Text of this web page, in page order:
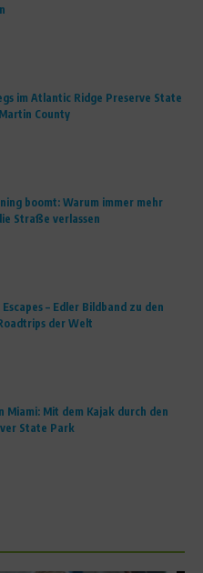
im Atlantic Ridge Preserve State
County
boomt: Warum immer mehr
Straße verlassen
– Edler Bildband zu den
der Welt
Miami: Mit dem Kajak durch den
State Park